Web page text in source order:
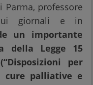
Parma, professore
giornali e in
un importante
della Legge 15
per
cure palliative e